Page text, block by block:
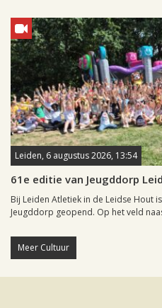
Leiden, 6 augustus 2026, 13:54
61e editie van Jeugddorp
Bij Leiden Atletiek in de Leidse Hout
Jeugddorp geopend. Op het veld
Meer Cultuur